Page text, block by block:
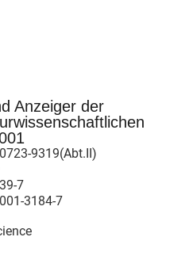
Anzeiger der
9319(Abt.II)
7
3184-7